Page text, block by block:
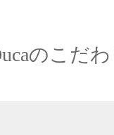
のこだわ